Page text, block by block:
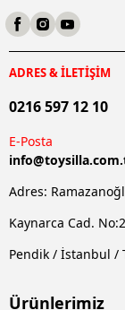
ADRES & İLETİŞİM
0216 597 12 10
E-Posta
info@
Adres:
Kaynarca Cad.
Pendik / İstanbul /
Ürünlerimiz